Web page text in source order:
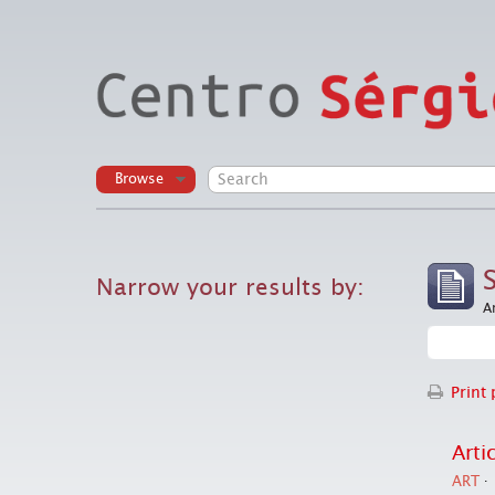
Browse
Narrow your results by:
Print
ART